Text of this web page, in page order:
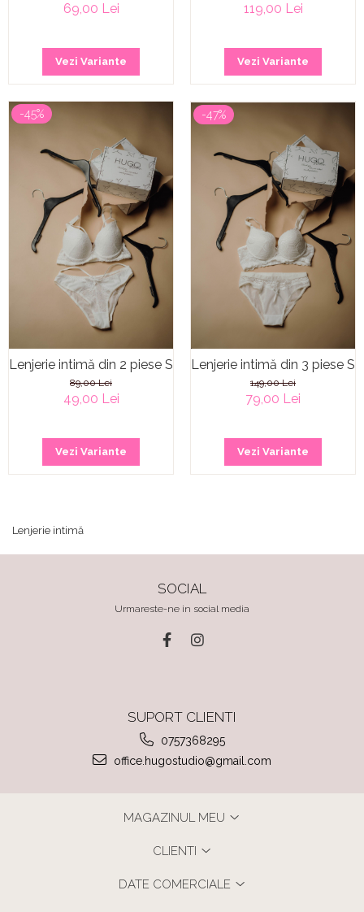
69,00 Lei
Vezi Variante
119,00 Lei
Vezi Variante
-45%
Lenjerie intimă din 2 piese Seashell
89,00 Lei
49,00 Lei
Vezi Variante
-47%
Lenjerie intimă din 3 piese
149,00 Lei
79,00 Lei
Vezi Variante
Lenjerie intimă
SOCIAL
Urmareste-ne in social media
SUPORT CLIENTI
0757368295
office.hugostudio@gmail.com
MAGAZINUL MEU
CLIENTI
DATE COMERCIALE